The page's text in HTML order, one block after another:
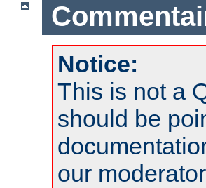
Notice:
This is not a
should be
our